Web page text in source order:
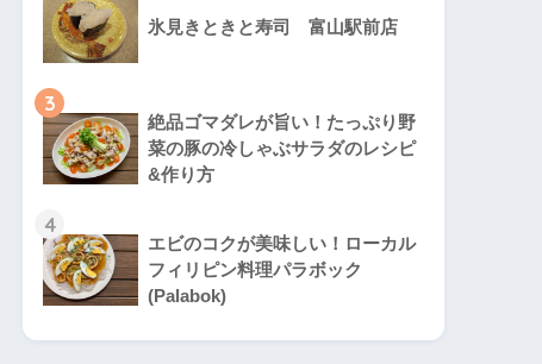
氷見きときと寿司 富山駅前店
3
絶品ゴマダレが旨い！たっぷり野
菜の豚の冷しゃぶサラダのレシピ
&作り方
4
エビのコクが美味しい！ローカル
フィリピン料理パラボック
(Palabok)